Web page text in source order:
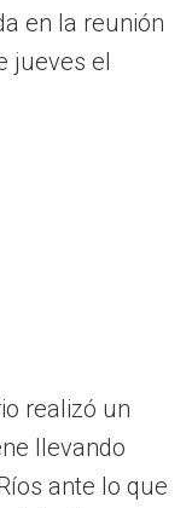
en la reunión
jueves el
realizó un
llevando
ante lo que